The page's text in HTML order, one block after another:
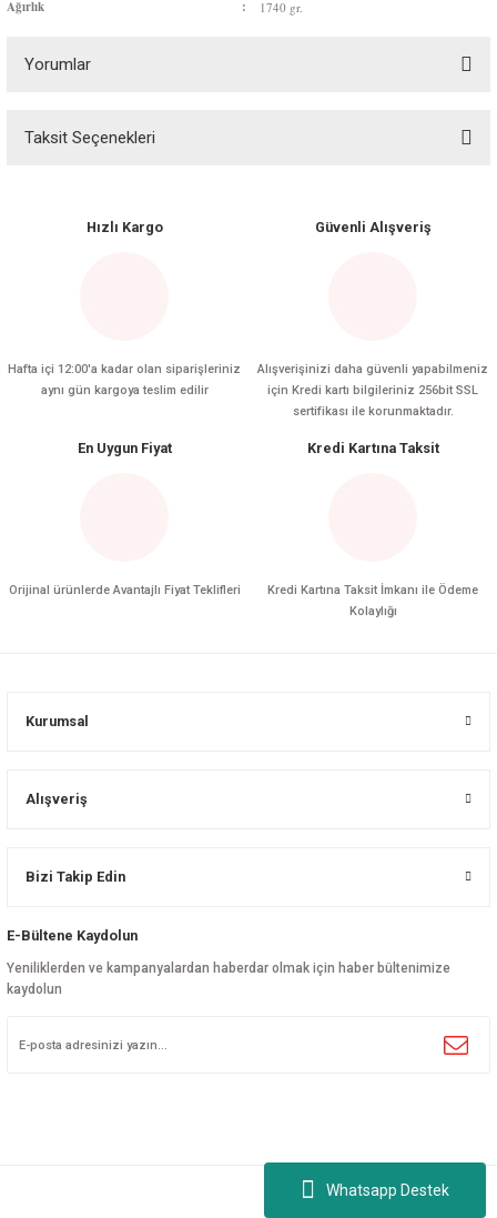
Whatsapp Destek
Ağırlık : 1740 gr.
Yorumlar
Taksit Seçenekleri
Hızlı Kargo
Hafta içi 12:00'a kadar olan siparişleriniz
aynı gün kargoya teslim edilir
Güvenli Alışveriş
Alışverişinizi daha güvenli yapabilmeniz
için Kredi kartı bilgileriniz 256bit SSL
sertifikası ile korunmaktadır.
En Uygun Fiyat
Orijinal ürünlerde Avantajlı Fiyat Teklifleri
Kredi Kartına Taksit
Kredi Kartına Taksit İmkanı ile Ödeme
Kolaylığı
Kurumsal
Alışveriş
Bizi Takip Edin
E-Bültene Kaydolun
Yeniliklerden ve kampanyalardan haberdar olmak için haber bültenimize
kaydolun